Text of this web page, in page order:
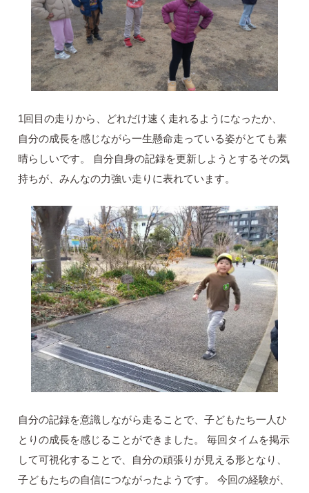
1回目の走りから、どれだけ速く走れるようになったか、
自分の成長を感じながら一生懸命走っている姿がとても素
晴らしいです。 自分自身の記録を更新しようとするその気
持ちが、みんなの力強い走りに表れています。
自分の記録を意識しながら走ることで、子どもたち一人ひ
とりの成長を感じることができました。 毎回タイムを掲示
して可視化することで、自分の頑張りが見える形となり、
子どもたちの自信につながったようです。 今回の経験が、